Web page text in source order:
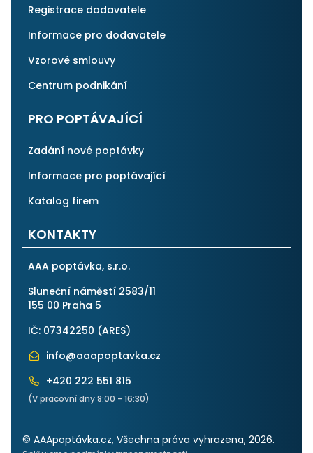
Registrace dodavatele
Informace pro dodavatele
Vzorové smlouvy
Centrum podnikání
PRO POPTÁVAJÍCÍ
Zadání nové poptávky
Informace pro poptávající
Katalog firem
KONTAKTY
AAA poptávka, s.r.o.
Sluneční náměstí 2583/11
155 00 Praha 5
IČ: 07342250 (ARES)
info@aaapoptavka.cz
+420 222 551 815
(V pracovní dny 8:00 - 16:30)
© AAApoptávka.cz, Všechna práva vyhrazena, 2026.